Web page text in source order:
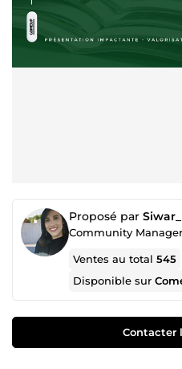
Proposé par
Ventes au total545
Disponible sur
Contacter